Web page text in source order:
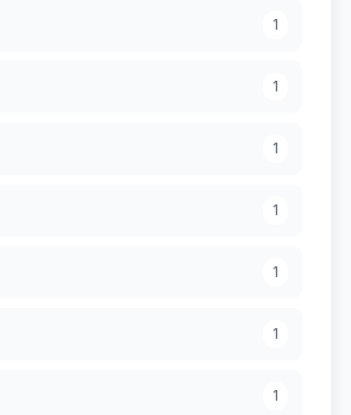
1
1
1
1
1
1
1